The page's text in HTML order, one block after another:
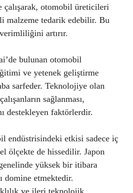
çalışarak, otomobil üreticileri
malzeme tedarik edebilir. Bu
artırır.
bulunan otomobil
ve yetenek geliştirme
sarfeder. Teknolojiye olan
sağlanması,
destekleyen faktörlerdir.
endüstrisindeki etkisi sadece iç
ölçekte de hissedilir. Japon
yüksek bir itibara
domine etmektedir.
ve ileri teknolojik